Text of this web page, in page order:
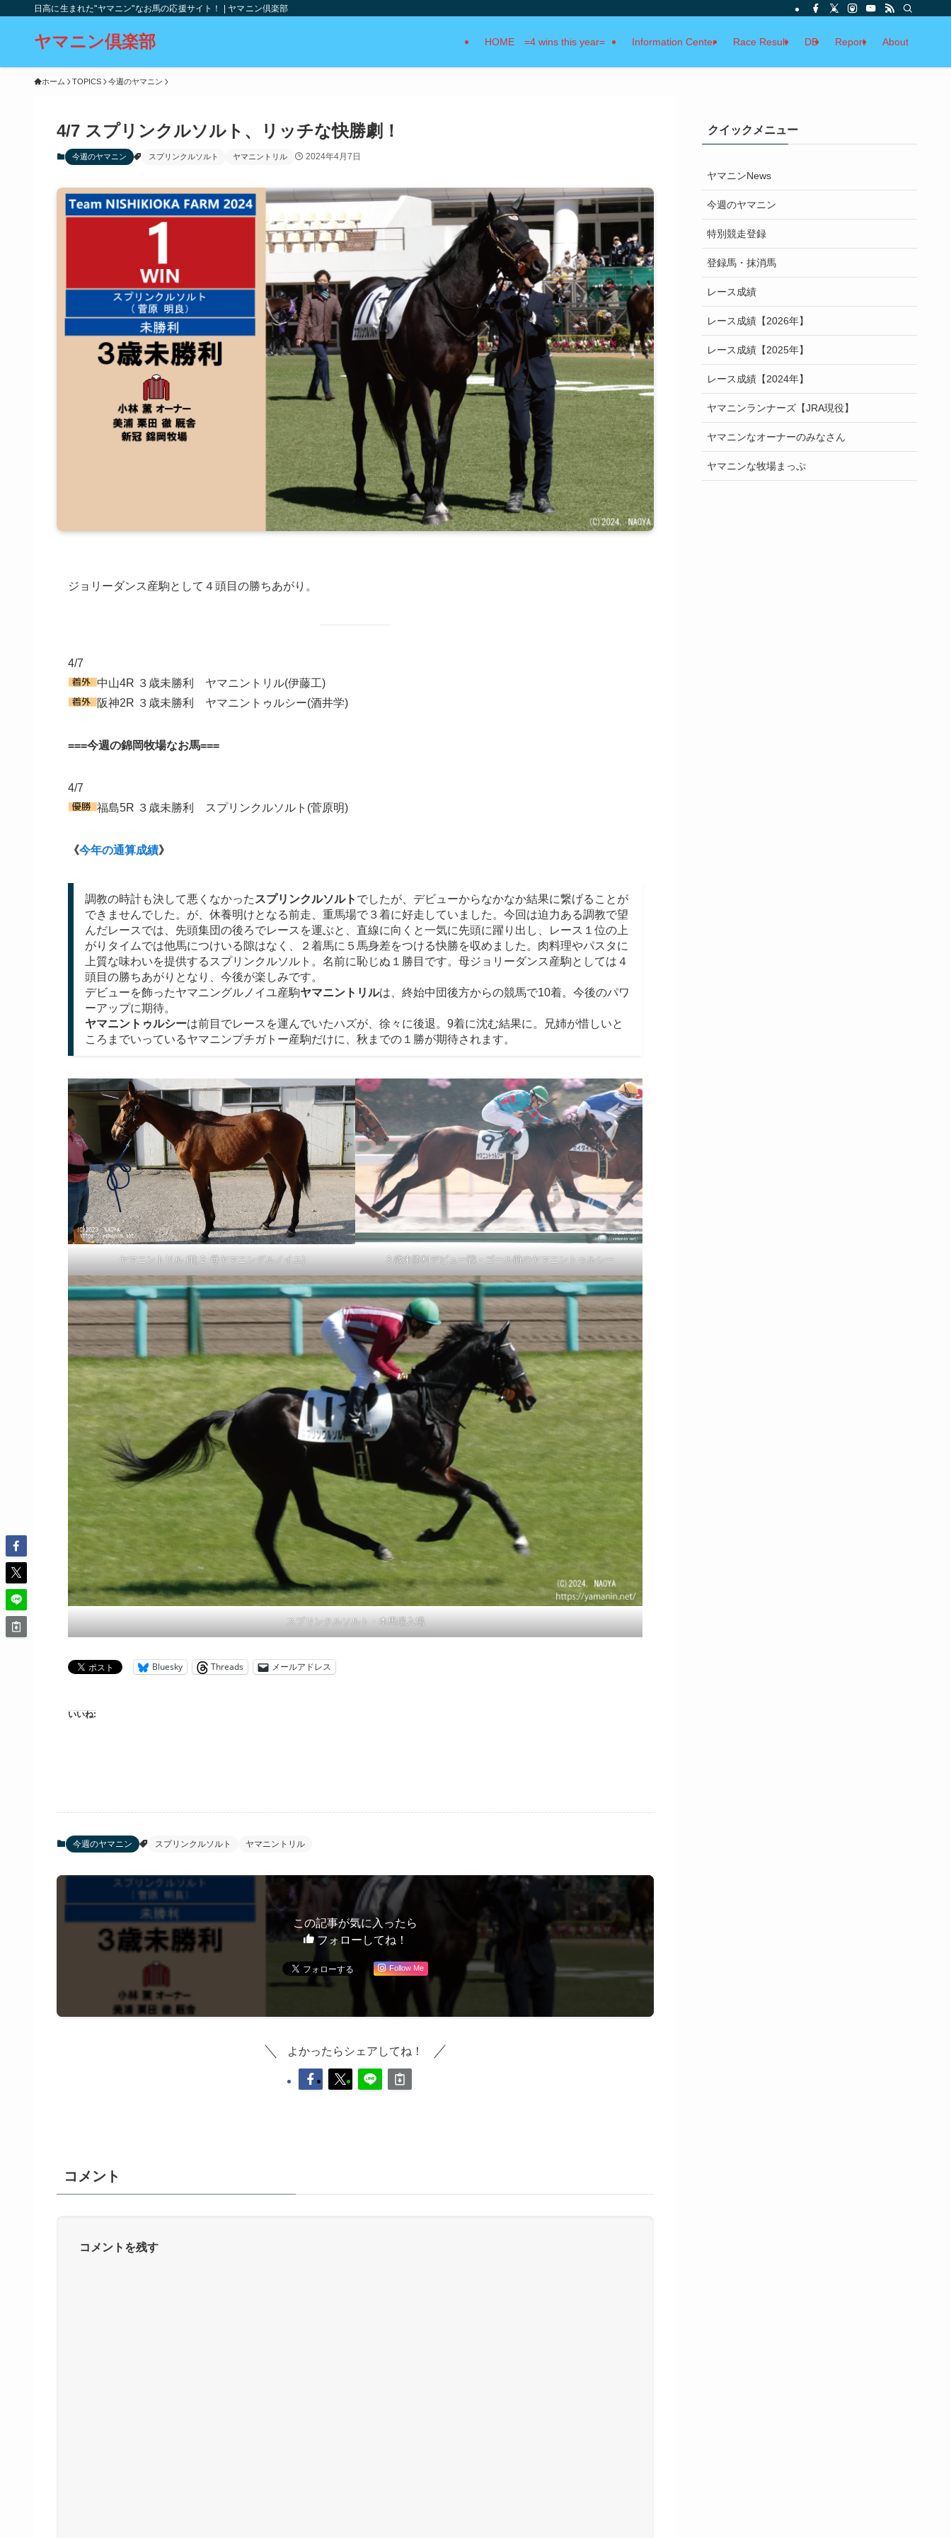
日高に生まれた"ヤマニン"なお馬の応援サイト！ | ヤマニン倶楽部
ヤマニン倶楽部 HOME =4 wins this year= Information Center Race Result DB Report About
ホーム TOPICS 今週のヤマニン
4/7 スプリンクルソルト、リッチな快勝劇！
今週のヤマニン スプリンクルソルト ヤマニントリル 2024年4月7日
ジョリーダンス産駒として４頭目の勝ちあがり。
4/7
中山4R ３歳未勝利 ヤマニントリル(伊藤工)
阪神2R ３歳未勝利 ヤマニントゥルシー(酒井学)
===今週の錦岡牧場なお馬===
4/7
福島5R ３歳未勝利 スプリンクルソルト(菅原明)
《今年の通算成績》
調教の時計も決して悪くなかった スプリンクルソルト でしたが、デビューからなかなか結果に繋げることが
できませんでした。が、休養明けとなる前走、重馬場で３着に好走していました。今回は迫力ある調教で望
んだレースでは、先頭集団の後ろでレースを運ぶと、直線に向くと一気に先頭に躍り出し、レース１位の上
がりタイムでは他馬につけいる隙はなく、２着馬に５馬身差をつける快勝を収めました。肉料理やパスタに
上質な味わいを提供するスプリンクルソルト。名前に恥じぬ１勝目です。母ジョリーダンス産駒としては４
頭目の勝ちあがりとなり、今後が楽しみです。
デビューを飾ったヤマニングルノイユ産駒ヤマニントリルは、終始中団後方からの競馬で10着。今後のパワ
ーアップに期待。
ヤマニントゥルシーは前目でレースを運んでいたハズが、徐々に後退。9着に沈む結果に。兄姉が惜しいと
ころまでいっているヤマニンプチガトー産駒だけに、秋までの１勝が期待されます。
ヤマニントリル (牝２ 母ヤマニングルノイユ) ３歳未勝利デビュー戦・ゴール前のヤマニントゥルシー
スプリンクルソルト・本馬場入場
Bluesky Threads メールアドレス
いいね:
今週のヤマニン スプリンクルソルト ヤマニントリル
この記事が気に入ったら
フォローしてね！
Follow Me
よかったらシェアしてね！
コメント
コメントを残す
クイックメニュー
ヤマニンNews
今週のヤマニン
特別競走登録
登録馬・抹消馬
レース成績
レース成績【2026年】
レース成績【2025年】
レース成績【2024年】
ヤマニンランナーズ【JRA現役】
ヤマニンなオーナーのみなさん
ヤマニンな牧場まっぷ